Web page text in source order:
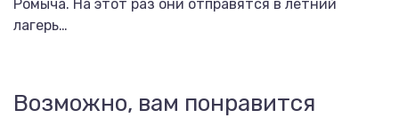
Ромыча. На этот раз они отправятся в летний
лагерь…
Возможно, вам понравится